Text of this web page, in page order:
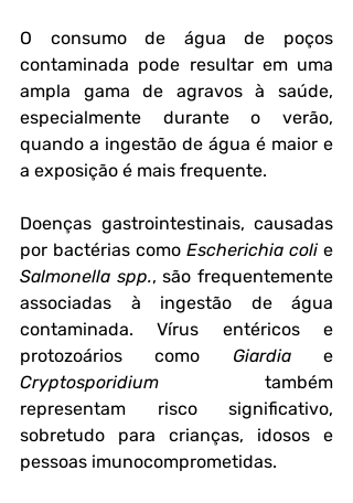
O consumo de água de poços
contaminada pode resultar em uma
ampla gama de agravos à saúde,
especialmente durante o verão,
quando a ingestão de água é maior e
a exposição é mais frequente.
Doenças gastrointestinais, causadas
por bactérias como Escherichia coli
Salmonella spp., são frequentemente
associadas à ingestão de água
contaminada. Vírus entéricos e
protozoários como Giardia
Cryptosporidium também
representam risco significativo,
sobretudo para crianças, idosos e
pessoas imunocomprometidas.